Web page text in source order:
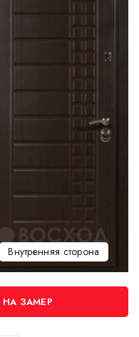
Внутренняя сторона
НА ЗАМЕР